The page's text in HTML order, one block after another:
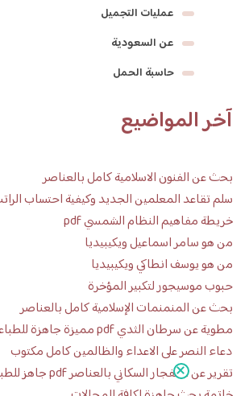
عمليات التجميل
عن السعودية
حاسبة الحمل
آخر المواضيع
بحث عن الفنون الاسلامية كامل بالعناصر
سلم تقاعد المعلمين الجديد وكيفية احتساب
خريطة مفاهيم النظام الشمسي pdf
من هو سامر اسماعيل ويكيبيديا
من هو يوسف انطاكي ويكيبيديا
حبوب موسيجور لتكبير المؤخرة
بحث عن المنمنمات الإسلامية كامل بالعناصر
مطوية عن سرطان الثدي pdf مميزة جاهزة للطباعة
دعاء النصر على الاعداء والظالمين كامل مكتوب
تقرير عن الانفجار السكاني بالعناصر pdf جاهز للطباعة